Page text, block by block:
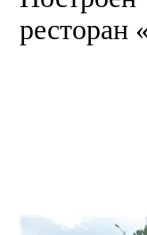
ресторан